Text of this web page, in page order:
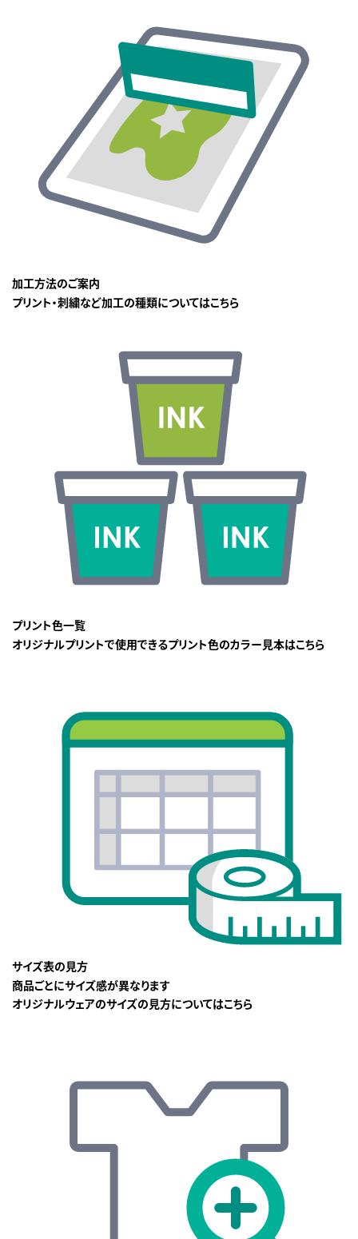
加工方法のご案内
プリント・刺繍など加工の種類についてはこちら
プリント色一覧
オリジナルプリントで使用できるプリント色のカラー見本はこちら
サイズ表の見方
商品ごとにサイズ感が異なります
オリジナルウェアのサイズの見方についてはこちら